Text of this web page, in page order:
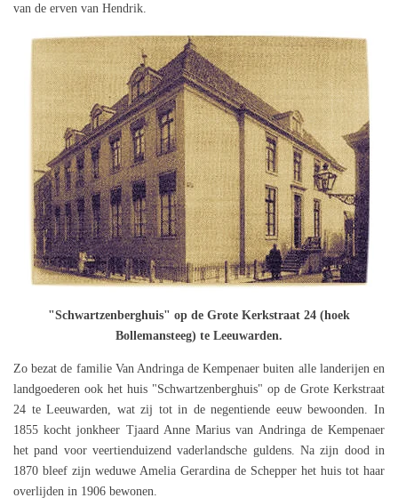
van de erven van Hendrik.
"Schwartzenberghuis" op de Grote Kerkstraat 24 (hoek
Bollemansteeg) te Leeuwarden.
Zo bezat de familie Van Andringa de Kempenaer buiten alle landerijen en
landgoederen ook het huis "Schwartzenberghuis" op de Grote Kerkstraat
24 te Leeuwarden, wat zij tot in de negentiende eeuw bewoonden. In
1855 kocht jonkheer Tjaard Anne Marius van Andringa de Kempenaer
het pand voor veertienduizend vaderlandsche guldens. Na zijn dood in
1870 bleef zijn weduwe Amelia Gerardina de Schepper het huis tot haar
overlijden in 1906 bewonen.